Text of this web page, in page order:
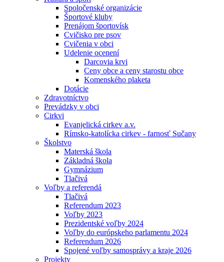
Spoločenské organizácie
Športové kluby
Prenájom športovísk
Cvičisko pre psov
Cvičenia v obci
Udelenie ocenení
Darcovia krvi
Ceny obce a ceny starostu obce
Komenského plaketa
Dotácie
Zdravotníctvo
Prevádzky v obci
Cirkvi
Evanjelická cirkev a.v.
Rímsko-katolícka cirkev - farnosť Sučany
Školstvo
Materská škola
Základná škola
Gymnázium
Tlačivá
Voľby a referendá
Tlačivá
Referendum 2023
Voľby 2023
Prezidentské voľby 2024
Voľby do európskeho parlamentu 2024
Referendum 2026
Spojené voľby samosprávy a kraje 2026
Projekty